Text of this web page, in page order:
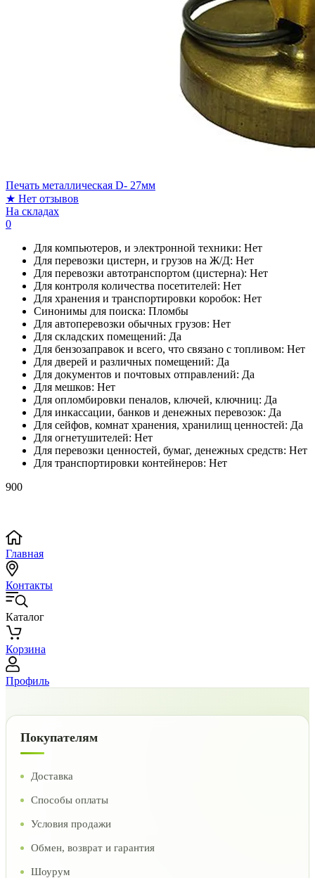
Печать металлическая D- 27мм
★ Нет отзывов
На складах
0
Для компьютеров, и электронной техники: Нет
Для перевозки цистерн, и грузов на Ж/Д: Нет
Для перевозки автотранспортом (цистерна): Нет
Для контроля количества посетителей: Нет
Для хранения и транспортировки коробок: Нет
Синонимы для поиска: Пломбы
Для автоперевозки обычных грузов: Нет
Для складских помещений: Да
Для бензозаправок и всего, что связано с топливом: Нет
Для дверей и различных помещений: Да
Для документов и почтовых отправлений: Да
Для мешков: Нет
Для опломбировки пеналов, ключей, ключниц: Да
Для инкассации, банков и денежных перевозок: Да
Для сейфов, комнат хранения, хранилищ ценностей: Да
Для огнетушителей: Нет
Для перевозки ценностей, бумаг, денежных средств: Нет
Для транспортировки контейнеров: Нет
900
Главная
Контакты
Каталог
Корзина
Профиль
Покупателям
Доставка
Способы оплаты
Условия продажи
Обмен, возврат и гарантия
Шоурум